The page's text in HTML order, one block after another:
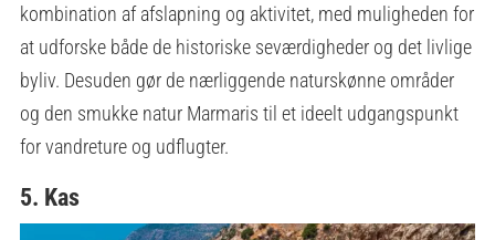
kombination af afslapning og aktivitet, med muligheden for
at udforske både de historiske seværdigheder og det livlige
byliv. Desuden gør de nærliggende naturskønne områder
og den smukke natur Marmaris til et ideelt udgangspunkt
for vandreture og udflugter.
5. Kas